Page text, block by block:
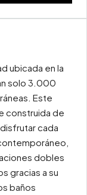
ubicada en la
solo 3.000
Este
construida de
disfrutar cada
dobles
gracias a su
baños